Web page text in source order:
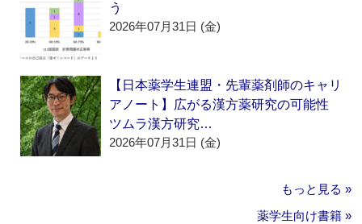
う
2026年07月31日 (金)
【日本薬学生連盟・先輩薬剤師のキャリ
アノート】広がる漢方薬研究の可能性
ツムラ漢方研究…
2026年07月31日 (金)
もっと見る »
薬学生向け書籍 »